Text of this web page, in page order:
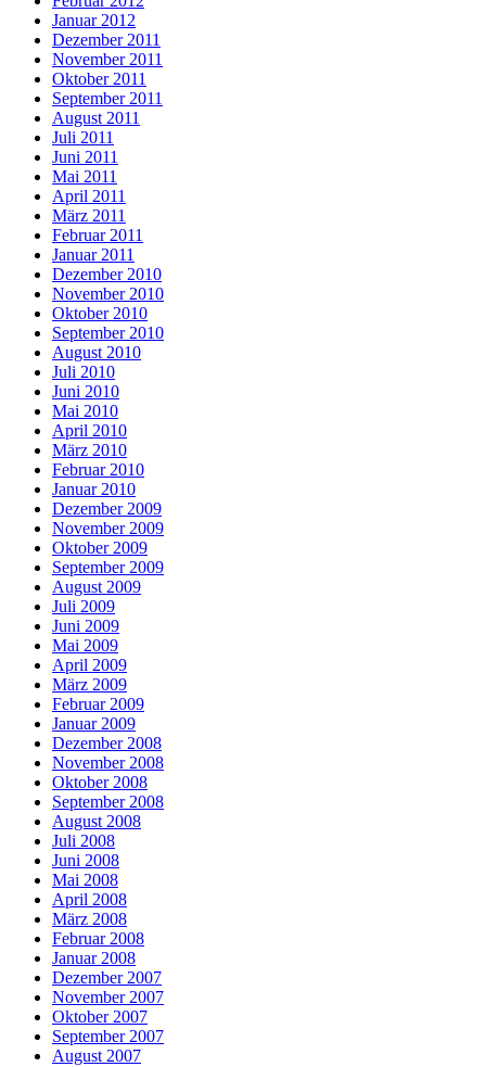
Januar 2012
Dezember 2011
November 2011
Oktober 2011
September 2011
August 2011
Juli 2011
Juni 2011
Mai 2011
April 2011
März 2011
Februar 2011
Januar 2011
Dezember 2010
November 2010
Oktober 2010
September 2010
August 2010
Juli 2010
Juni 2010
Mai 2010
April 2010
März 2010
Februar 2010
Januar 2010
Dezember 2009
November 2009
Oktober 2009
September 2009
August 2009
Juli 2009
Juni 2009
Mai 2009
April 2009
März 2009
Februar 2009
Januar 2009
Dezember 2008
November 2008
Oktober 2008
September 2008
August 2008
Juli 2008
Juni 2008
Mai 2008
April 2008
März 2008
Februar 2008
Januar 2008
Dezember 2007
November 2007
Oktober 2007
September 2007
August 2007